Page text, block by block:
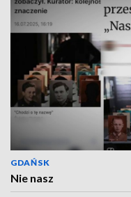
GDAŃSK
Nie nasz